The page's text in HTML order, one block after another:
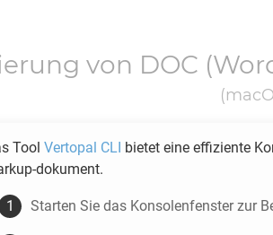
von DOC
Tool Vertopal CLI bietet eine effiziente
dokument.
Starten Sie das Konsolenfenster zur